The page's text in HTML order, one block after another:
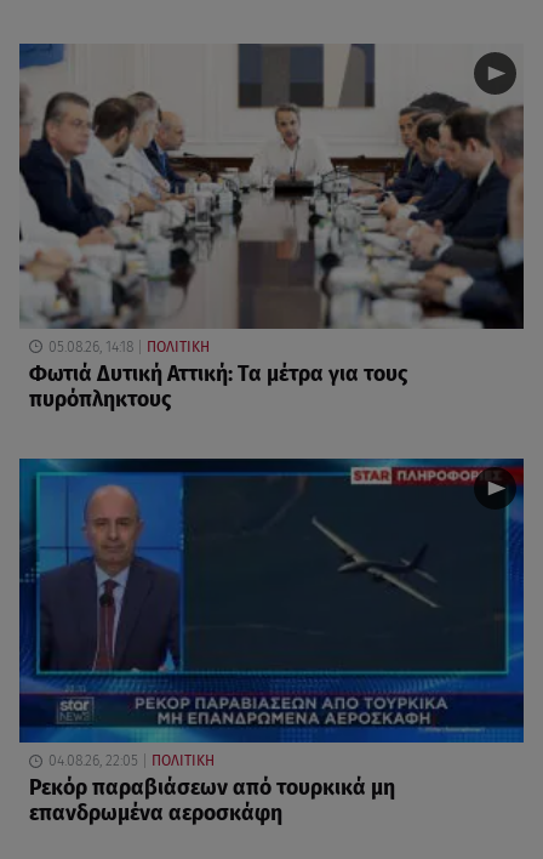
05.08.26, 14:18 ΠΟΛΙΤΙΚΗ
Φωτιά Δυτική Αττική: Τα μέτρα για τους
πυρόπληκτους
04.08.26, 22:05 ΠΟΛΙΤΙΚΗ
Ρεκόρ παραβιάσεων από τουρκικά μη
επανδρωμένα αεροσκάφη